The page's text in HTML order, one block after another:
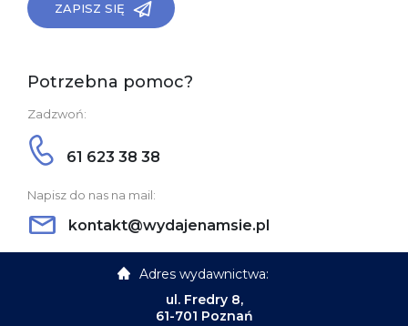
ZAPISZ SIĘ
Potrzebna pomoc?
Zadzwoń:
61 623 38 38
Napisz do nas na mail:
kontakt@wydajenamsie.pl
Adres wydawnictwa:
ul. Fredry 8,
61-701 Poznań